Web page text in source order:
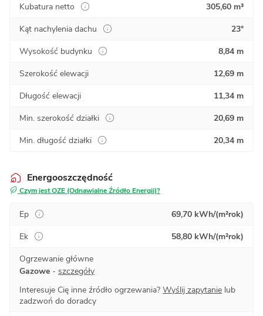
Kubatura netto
305,60 m³
Kąt nachylenia dachu
23°
Wysokość budynku
8,84 m
Szerokość elewacji
12,69 m
Długość elewacji
11,34 m
Min. szerokość działki
20,69 m
Min. długość działki
20,34 m
Energooszczędność
Czym jest OZE (Odnawialne Źródło Energii)?
Ep
69,70 kWh/(m²rok)
Ek
58,80 kWh/(m²rok)
Ogrzewanie główne
Gazowe - szczegóły
Interesuje Cię inne źródło ogrzewania? Wyślij zapytanie lub
zadzwoń do doradcy